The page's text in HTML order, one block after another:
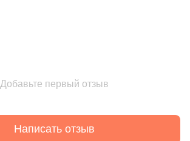
Добавьте первый отзыв
Написать отзыв